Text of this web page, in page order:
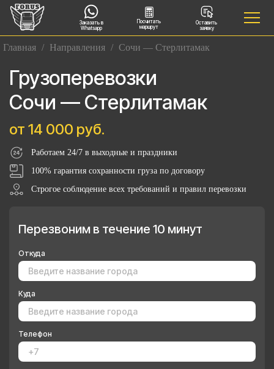
Заказать в
Whatsapp
Посчитать
маршрут
Оставить
заявку
Главная / Направления / Сочи — Стерлитамак
Грузоперевозки
Сочи — Стерлитамак
от 14 000 руб.
Работаем 24/7 в выходные и праздники
100% гарантия сохранности груза по договору
Строгое соблюдение всех требований и правил перевозки
Перезвоним в течение 10 минут
Откуда
Куда
Телефон